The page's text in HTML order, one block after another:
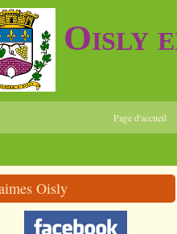
Oisly
Page d'accueil
Oisly